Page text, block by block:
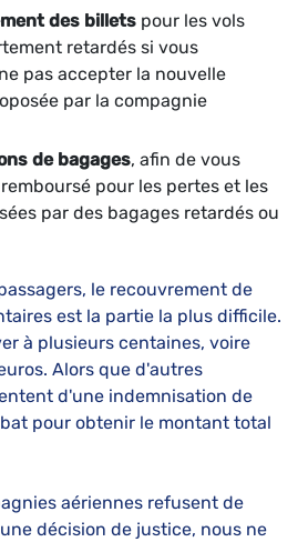
des billets pour les vols
retardés si vous
pas accepter la nouvelle
par la compagnie
de bagages, afin de vous
pour les pertes et les
par des bagages retardés ou
le recouvrement de
est la partie la plus difficile.
à plusieurs centaines, voire
Alors que d'autres
d'une indemnisation de
pour obtenir le montant total
aériennes refusent de
décision de justice, nous ne